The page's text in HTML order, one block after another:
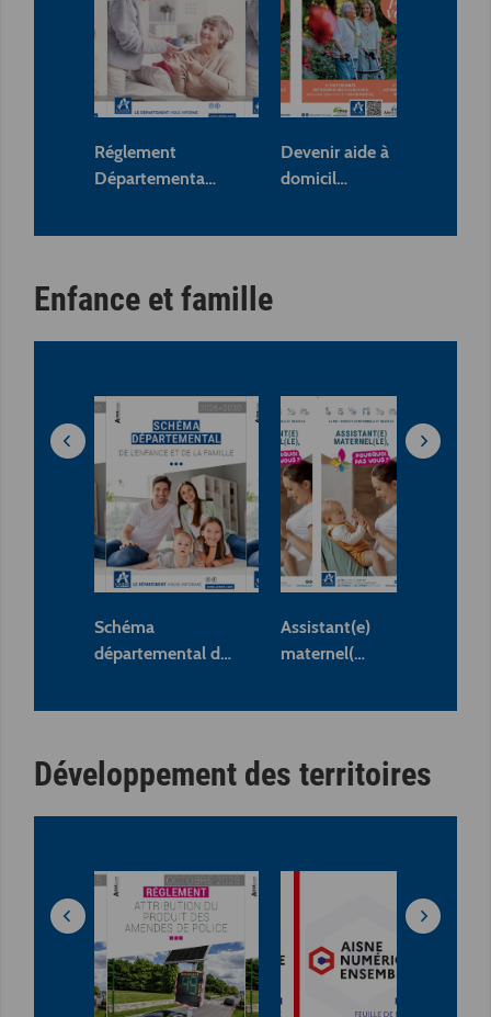
Réglement
Départementa…
Devenir aide à
domicil…
Enfance et famille
Schéma
départemental d…
Assistant(e)
maternel(…
Développement des territoires